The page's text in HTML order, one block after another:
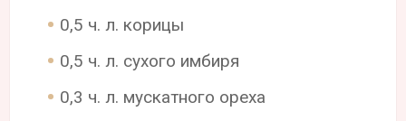
0,5 ч. л. корицы
0,5 ч. л. сухого имбиря
0,3 ч. л. мускатного ореха